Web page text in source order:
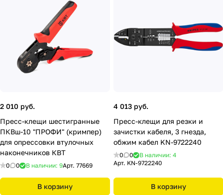
2 010 руб.
Пресс-клещи шестигранные
ПКВш-10 "ПРОФИ" (кримпер)
для опрессовки втулочных
наконечников КВТ
0 0 В наличии: 9Арт. 77669
В корзину
4 013 руб.
Пресс-клещи для резки и
зачистки кабеля, 3 гнезда,
обжим кабел KN-9722240
0 0
В наличии: 4
Арт. KN-9722240
В корзину